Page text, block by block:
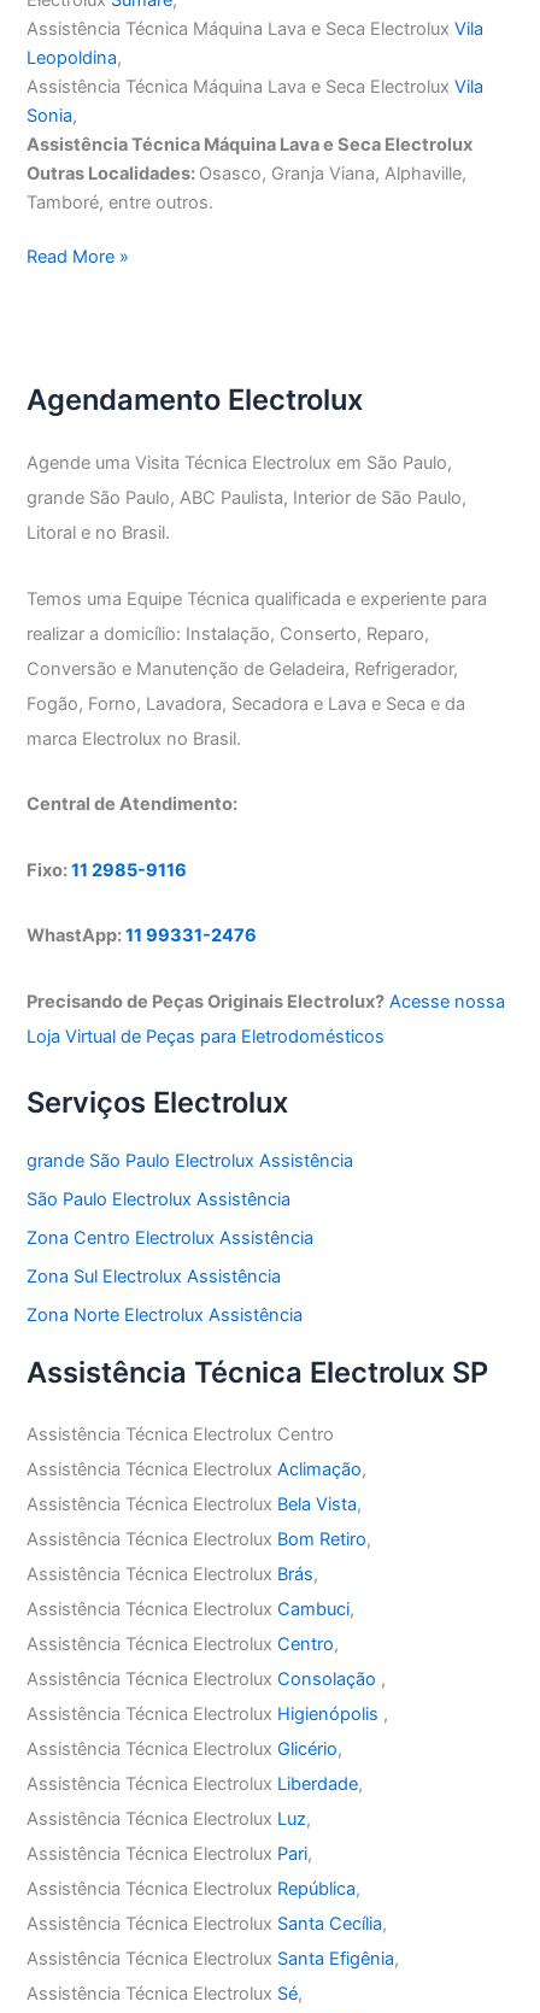
Assistência Técnica Máquina Lava e Seca ElectroluxVila
Leopoldina,
Assistência Técnica Máquina Lava e Seca ElectroluxVila
Sonia,
Assistência Técnica Máquina Lava e Seca Electrolux
Outras Localidades: Osasco, Granja Viana, Alphaville,
Tamboré, entre outros.
Assistência
Electrolux
Read More »
Agendamento Electrolux
Agende uma Visita Técnica Electrolux em São Paulo,
grande São Paulo, ABC Paulista, Interior de São Paulo,
Litoral e no Brasil.
Temos uma Equipe Técnica qualificada e experiente para
realizar a domicílio: Instalação, Conserto, Reparo,
Conversão e Manutenção de Geladeira, Refrigerador,
Fogão, Forno, Lavadora, Secadora e Lava e Seca e da
marca Electrolux no Brasil.
Central de Atendimento:
Fixo:11 2985-9116
WhastApp:11 99331-2476
Precisando de Peças Originais Electrolux? Acesse nossa
Loja Virtual de Peças para Eletrodomésticos
Serviços Electrolux
grande São Paulo Electrolux Assistência
São Paulo Electrolux Assistência
Zona Centro Electrolux Assistência
Zona Sul Electrolux Assistência
Zona Norte Electrolux Assistência
Assistência Técnica Electrolux SP
Assistência Técnica Electrolux Centro
Assistência Técnica ElectroluxAclimação,
Assistência Técnica Electrolux Bela Vista,
Assistência Técnica Electrolux Bom Retiro,
Assistência Técnica Electrolux Brás,
Assistência Técnica ElectroluxCambuci,
Assistência Técnica ElectroluxCentro,
Assistência Técnica ElectroluxConsolação ,
Assistência Técnica Electrolux Higienópolis ,
Assistência Técnica ElectroluxGlicério,
Assistência Técnica Electrolux Liberdade,
Assistência Técnica Electrolux Luz,
Assistência Técnica Electrolux Pari,
Assistência Técnica Electrolux República,
Assistência Técnica Electrolux Santa Cecília,
Assistência Técnica Electrolux Santa Efigênia,
Assistência Técnica Electrolux Sé,